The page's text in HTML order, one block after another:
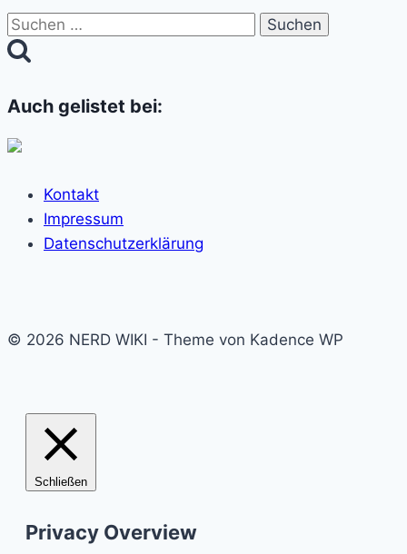
Suchen
nach:
Auch gelistet bei:
Kontakt
Impressum
Datenschutzerklärung
© 2026 NERD WIKI - Theme von Kadence WP
Schließen
Privacy Overview